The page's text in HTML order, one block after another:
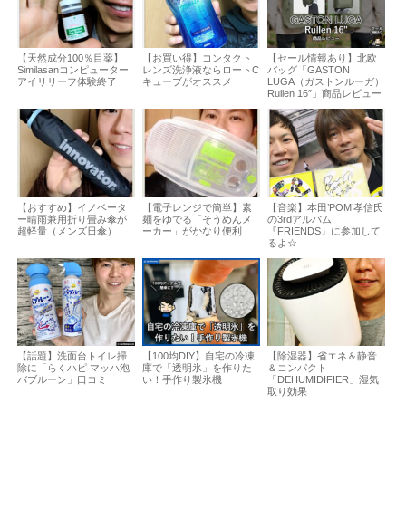
【天然成分100％目薬】
Similasanコンピューター
アイリリーフ体験終了
【お買い得】コンタクト
レンズ洗浄液ならロートC
キューブがオススメ
【セール情報あり】北欧
バッグ「GASTON
LUGA（ガストンルーガ）
Rullen 16″」商品レビュー
【おすすめ】イノベータ
ー晴雨兼用折り畳み傘が
超軽量（メンズ日傘）
【電子レンジで簡単】素
麺をゆでる「そうめんメ
ーカー」がかなり便利
【音楽】本田’POM’孝信氏
の3rdアルバム
『FRIENDS』に参加して
るよ☆
【話題】洗面台トイレ掃
除に「らくハピ マッハ泡
バブルーン」口コミ
【100均DIY】自宅の冷凍
庫で「透明氷」を作りた
い！手作り製氷機
【除湿器】省エネ＆静音
＆コンパクト
「DEHUMIDIFIER」湿気
取り効果